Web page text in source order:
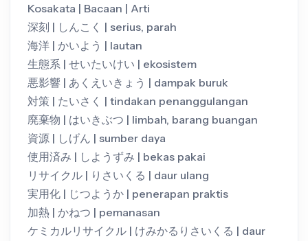
Kosakata | Bacaan | Arti
深刻 | しんこく | serius, parah
海洋 | かいよう | lautan
生態系 | せいたいけい | ekosistem
悪影響 | あくえいきょう | dampak buruk
対策 | たいさく | tindakan penanggulangan
廃棄物 | はいきぶつ | limbah, barang buangan
資源 | しげん | sumber daya
使用済み | しようずみ | bekas pakai
リサイクル | りさいくる | daur ulang
実用化 | じつようか | penerapan praktis
加熱 | かねつ | pemanasan
ケミカルリサイクル | けみかるりさいくる | daur